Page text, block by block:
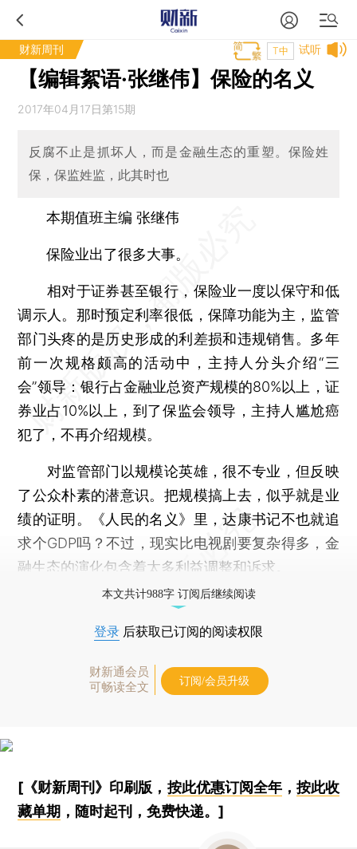
财新周刊 试听
T中
【编辑絮语·张继伟】保险的名义
2017年04月17日第15期
反腐不止是抓坏人，而是金融生态的重塑。保险姓
保，保监姓监，此其时也
本期值班主编 张继伟
保险业出了很多大事。
相对于证券甚至银行，保险业一度以保守和低
调示人。那时预定利率很低，保障功能为主，监管
部门头疼的是历史形成的利差损和违规销售。多年
前一次规格颇高的活动中，主持人分头介绍“三
会”领导：银行占金融业总资产规模的80%以上，证
券业占10%以上，到了保监会领导，主持人尴尬癌
犯了，不再介绍规模。
对监管部门以规模论英雄，很不专业，但反映
了公众朴素的潜意识。把规模搞上去，似乎就是业
绩的证明。《人民的名义》里，达康书记不也就追
求个GDP吗？不过，现实比电视剧要复杂得多，金
融生态的演化包含着太多利益调整和诉求。
本文共计988字 订阅后继续阅读
登录 后获取已订阅的阅读权限
财新通会员
可畅读全文
订阅/会员升级
[《财新周刊》印刷版， 按此优惠订阅全年， 按此收
藏单期 ，随时起刊，免费快递。]